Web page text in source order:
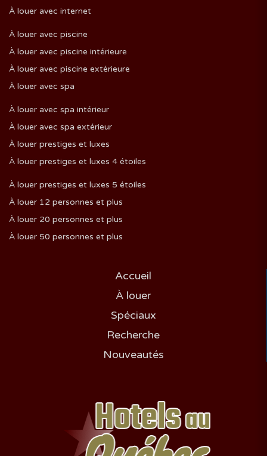
À louer avec internet
À louer avec piscine
À louer avec piscine intérieure
À louer avec piscine extérieure
À louer avec spa
À louer avec spa intérieur
À louer avec spa extérieur
À louer prestiges et luxes
À louer prestiges et luxes 4 étoiles
À louer prestiges et luxes 5 étoiles
À louer 12 personnes et plus
À louer 20 personnes et plus
À louer 50 personnes et plus
Accueil
À louer
Spéciaux
Recherche
Nouveautés